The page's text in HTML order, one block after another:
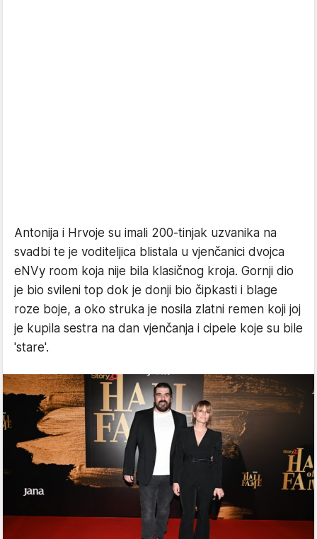
Antonija i Hrvoje su imali 200-tinjak uzvanika na
svadbi te je voditeljica blistala u vjenčanici dvojca
eNVy room koja nije bila klasičnog kroja. Gornji dio
je bio svileni top dok je donji bio čipkasti i blage
roze boje, a oko struka je nosila zlatni remen koji joj
je kupila sestra na dan vjenčanja i cipele koje su bile
'stare'.